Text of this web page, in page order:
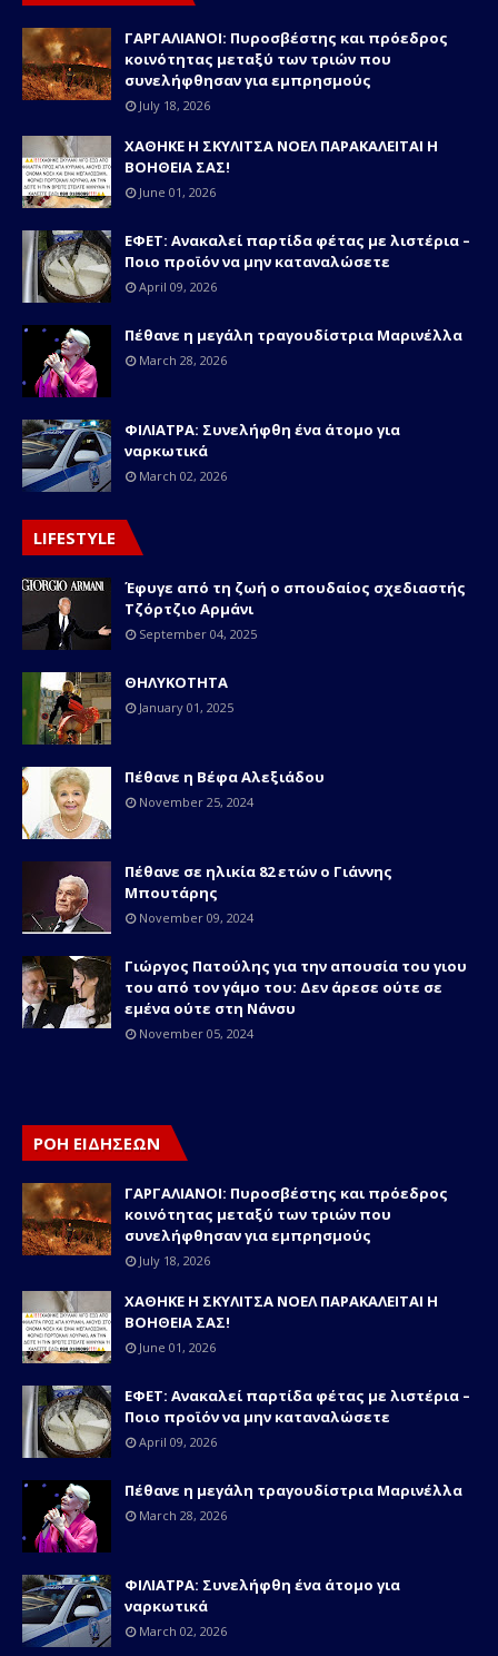
ΓΑΡΓΑΛΙΑΝΟΙ: Πυροσβέστης και πρόεδρος
κοινότητας μεταξύ των τριών που
συνελήφθησαν για εμπρησμούς
July 18, 2026
ΧΑΘΗΚΕ Η ΣΚΥΛΙΤΣΑ ΝΟΕΛ ΠΑΡΑΚΑΛΕΙΤΑΙ Η
ΒΟΗΘΕΙΑ ΣΑΣ!
June 01, 2026
ΕΦΕΤ: Ανακαλεί παρτίδα φέτας με λιστέρια –
Ποιο προϊόν να μην καταναλώσετε
April 09, 2026
Πέθανε η μεγάλη τραγουδίστρια Μαρινέλλα
March 28, 2026
ΦΙΛΙΑΤΡΑ: Συνελήφθη ένα άτομο για
ναρκωτικά
March 02, 2026
LIFESTYLE
Έφυγε από τη ζωή ο σπουδαίος σχεδιαστής
Τζόρτζιο Αρμάνι
September 04, 2025
ΘΗΛΥΚΟΤΗΤΑ
January 01, 2025
Πέθανε η Βέφα Αλεξιάδου
November 25, 2024
Πέθανε σε ηλικία 82 ετών o Γιάννης
Μπουτάρης
November 09, 2024
Γιώργος Πατούλης για την απουσία του γιου
του από τον γάμο του: Δεν άρεσε ούτε σε
εμένα ούτε στη Νάνσυ
November 05, 2024
ΡΟΗ ΕΙΔΗΣΕΩΝ
ΓΑΡΓΑΛΙΑΝΟΙ: Πυροσβέστης και πρόεδρος
κοινότητας μεταξύ των τριών που
συνελήφθησαν για εμπρησμούς
July 18, 2026
ΧΑΘΗΚΕ Η ΣΚΥΛΙΤΣΑ ΝΟΕΛ ΠΑΡΑΚΑΛΕΙΤΑΙ Η
ΒΟΗΘΕΙΑ ΣΑΣ!
June 01, 2026
ΕΦΕΤ: Ανακαλεί παρτίδα φέτας με λιστέρια –
Ποιο προϊόν να μην καταναλώσετε
April 09, 2026
Πέθανε η μεγάλη τραγουδίστρια Μαρινέλλα
March 28, 2026
ΦΙΛΙΑΤΡΑ: Συνελήφθη ένα άτομο για
ναρκωτικά
March 02, 2026